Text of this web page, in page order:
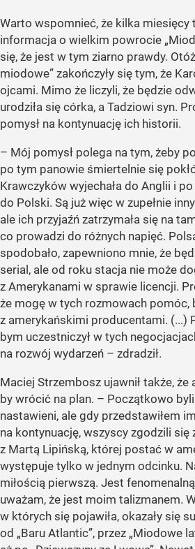
Warto wspomnieć, że kilka miesięcy
informacja o wielkim powrocie
się, że jest w tym ziarno prawdy.
miodowe” zakończyły się tym, że
ojcami. Mimo że liczyli, że będzie
urodziła się córka, a Tadziowi syn.
pomysł na kontynuację ich historii.
– Mój pomysł polega na tym, żeby
po tym panowie śmiertelnie się
Krawczyków wyjechała do Anglii i
do Polski. Są już więc w zupełnie
ale ich przyjaźń zatrzymała się na
co prowadzi do różnych napięć.
spodobało, zapewniono mnie, że
serial, ale od roku stacja nie może
z Amerykanami w sprawie licencji.
że mogę w tych rozmowach pomóc,
z amerykańskimi producentami. (...)
bym uczestniczył w tych
na rozwój wydarzeń – zdradził.
Maciej Strzembosz ujawnił także, że
by wrócić na plan. – Początkowo
nastawieni, ale gdy przedstawiłem
na kontynuację, wszyscy zgodzili się
z Martą Lipińską, której postać w
występuje tylko w jednym odcinku.
miłością pierwszą. Jest
uważam, że jest moim talizmanem.
w których się pojawiła, okazały się
od „Baru Atlantic”, przez „Miodowe